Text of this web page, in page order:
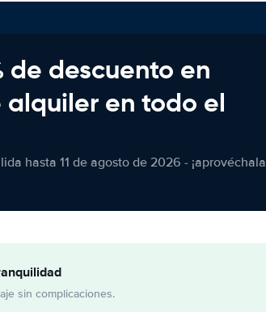
de descuento en
alquiler en todo el
hasta 11 de agosto de 2026 - ¡aprovéchala
sin complicaciones.